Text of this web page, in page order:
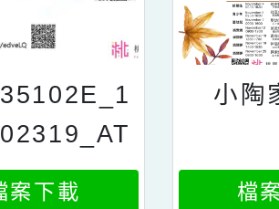
案下載
小陶
檔